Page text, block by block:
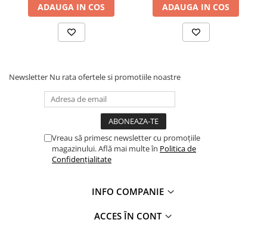
Hidroizolații Lichide
Hidroizolații Bituminoase
Hidrofobizare și Tratamente
Amorse Tencuieli
Pardoseli și Nivelare Suport
Nivelare Grosieră
Rașini Reparații Fisuri Șapă
Aditivi pentru Șape
Profile Tencuieli și Glet
ADAUGA IN COS ADAUGA IN COS
Newsletter Nu rata ofertele si promotiile noastre
Vreau să primesc newsletter cu promoțiile
magazinului. Află mai multe în Politica de
Confidențialitate
INFO COMPANIE
ACCES ÎN CONT